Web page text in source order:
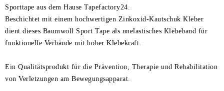
Sporttape aus dem Hause Tapefactory24.
Beschichtet mit einem hochwertigen Zinkoxid-Kautschuk Kleber
dient dieses Baumwoll Sport Tape als unelastisches Klebeband für
funktionelle Verbände mit hoher Klebekraft.
Ein Qualitätsprodukt für die Prävention, Therapie und Rehabilitation
von Verletzungen am Bewegungsapparat.